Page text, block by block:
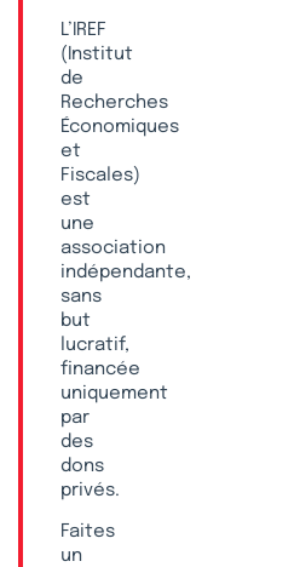
L’IREF
(Institut
de
Recherches
Économiques
et
Fiscales)
est
une
association
indépendante,
sans
but
lucratif,
financée
uniquement
par
des
dons
privés.
Faites
un